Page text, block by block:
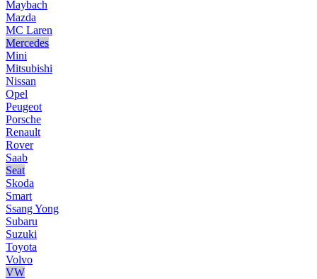
Maybach
Mazda
MC Laren
Mercedes
Mini
Mitsubishi
Nissan
Opel
Peugeot
Porsche
Renault
Rover
Saab
Seat
Skoda
Smart
Ssang Yong
Subaru
Suzuki
Toyota
Volvo
VW